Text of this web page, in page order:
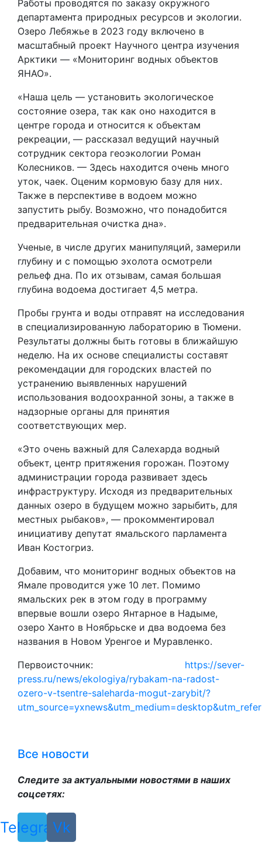
Работы проводятся по заказу окружного
департамента природных ресурсов и экологии.
Озеро Лебяжье в 2023 году включено в
масштабный проект Научного центра изучения
Арктики — «Мониторинг водных объектов
ЯНАО».
«Наша цель — установить экологическое
состояние озера, так как оно находится в
центре города и относится к объектам
рекреации, — рассказал ведущий научный
сотрудник сектора геоэкологии Роман
Колесников. — Здесь находится очень много
уток, чаек. Оценим кормовую базу для них.
Также в перспективе в водоем можно
запустить рыбу. Возможно, что понадобится
предварительная очистка дна».
Ученые, в числе других манипуляций, замерили
глубину и с помощью эхолота осмотрели
рельеф дна. По их отзывам, самая большая
глубина водоема достигает 4,5 метра.
Пробы грунта и воды отправят на исследования
в специализированную лабораторию в Тюмени.
Результаты должны быть готовы в ближайшую
неделю. На их основе специалисты составят
рекомендации для городских властей по
устранению выявленных нарушений
использования водоохранной зоны, а также в
надзорные органы для принятия
соответствующих мер.
«Это очень важный для Салехарда водный
объект, центр притяжения горожан. Поэтому
администрации города развивает здесь
инфраструктуру. Исходя из предварительных
данных озеро в будущем можно зарыбить, для
местных рыбаков», — прокомментировал
инициативу депутат ямальского парламента
Иван Костогриз.
Добавим, что мониторинг водных объектов на
Ямале проводится уже 10 лет. Помимо
ямальских рек в этом году в программу
впервые вошли озеро Янтарное в Надыме,
озеро Ханто в Ноябрьске и два водоема без
названия в Новом Уренгое и Муравленко.
Первоисточник: https://sever-
press.ru/news/ekologiya/rybakam-na-radost-
ozero-v-tsentre-saleharda-mogut-zarybit/?
Все новости
Следите за актуальными новостями в наших
соцсетях:
Telegram
Vk